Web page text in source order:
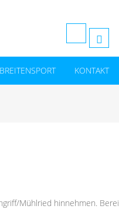
BREITENSPORT KONTAKT
Mühlried hinnehmen.